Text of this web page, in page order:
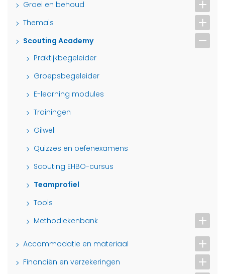
Groei en behoud
Thema's
Scouting Academy
Praktijkbegeleider
Groepsbegeleider
E-learning modules
Trainingen
Gilwell
Quizzes en oefenexamens
Scouting EHBO-cursus
Teamprofiel
Tools
Methodiekenbank
Accommodatie en materiaal
Financiën en verzekeringen